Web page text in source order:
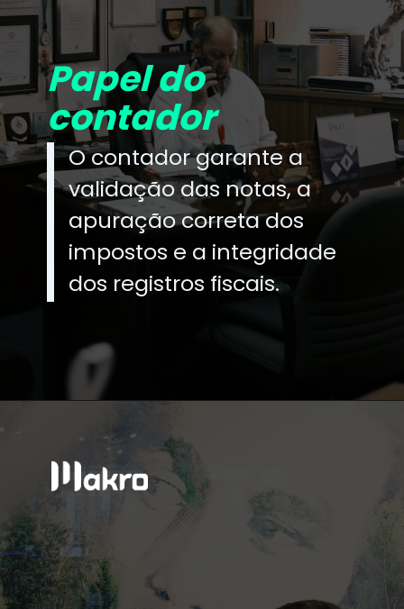
Papel do
contador
O contador garante a
validação das notas, a
apuração correta dos
impostos e a integridade
dos registros fiscais.